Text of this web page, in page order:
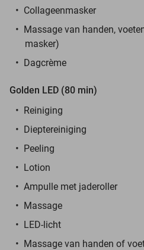
Collageenmasker
Massage van handen,
masker)
Dagcrème
Golden LED (80 min)
Reiniging
Dieptereiniging
Peeling
Lotion
Ampulle met jaderoller
Massage
LED-licht
Massage van handen of